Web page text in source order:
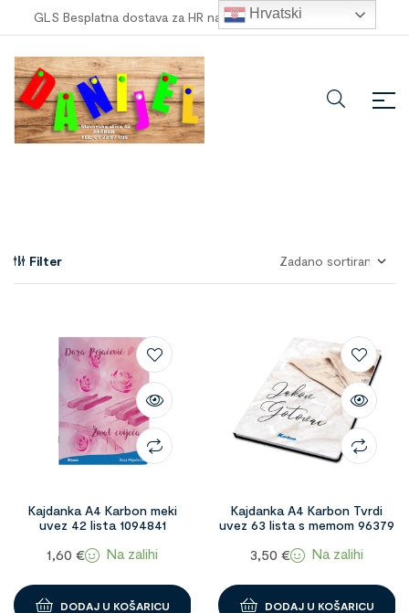
GLS Besplatna dostava za HR narudžbe veće od 100,00 €
Filter
Kajdanka A4 Karbon meki
uvez 42 lista 1094841
1,60 € Na zalihi
DODAJ U KOŠARICU
Kajdanka A4 Karbon Tvrdi
uvez 63 lista s memom 96379
3,50 € Na zalihi
DODAJ U KOŠARICU
Hrvatski